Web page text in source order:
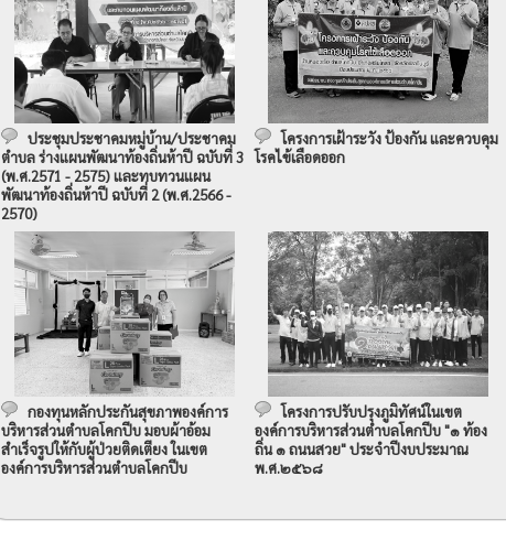
ประชุมประชาคมหมู่บ้าน/ประชาคม
ตำบล ร่างแผนพัฒนาท้องถิ่นห้าปี ฉบับที่ 3
(พ.ศ.2571 - 2575) และทบทวนแผน
พัฒนาท้องถิ่นห้าปี ฉบับที่ 2 (พ.ศ.2566 -
2570)
โครงการเฝ้าระวัง ป้องกัน และควบคุม
โรคไข้เลือดออก
กองทุนหลักประกันสุขภาพองค์การ
บริหารส่วนตำบลโคกปีบ มอบผ้าอ้อม
สำเร็จรูปให้กับผู้ป่วยติดเตียง ในเขต
องค์การบริหารส่วนตำบลโคกปีบ
โครงการปรับปรุงภูมิทัศน์ในเขต
องค์การบริหารส่วนตำบลโคกปีบ "๑ ท้อง
ถิ่น ๑ ถนนสวย" ประจำปีงบประมาณ
พ.ศ.๒๕๖๘